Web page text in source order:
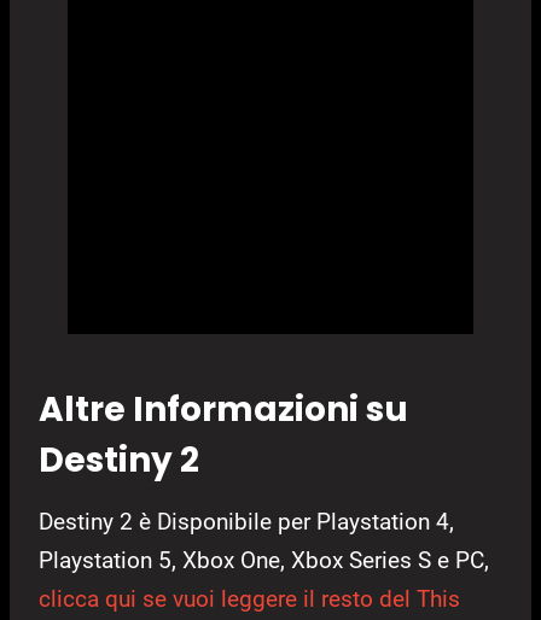
Altre Informazioni su
Destiny 2
Destiny 2 è Disponibile per Playstation 4,
Playstation 5, Xbox One, Xbox Series S e PC,
clicca qui se vuoi leggere il resto del This